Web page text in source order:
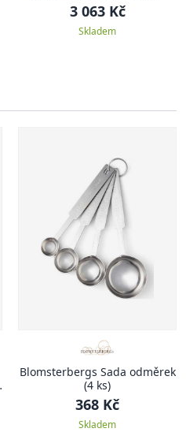
3 063 Kč
Skladem
Blomsterbergs Sada odměrek
(4 ks)
368 Kč
Skladem